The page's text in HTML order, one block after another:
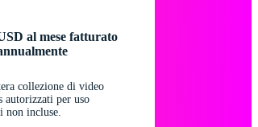
al mese fatturato
collezione di video
autorizzati per uso
non incluse.